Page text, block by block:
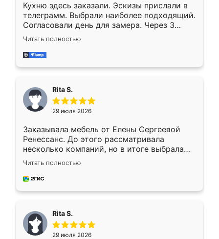
Кухню здесь заказали. Эскизы прислали в
телеграмм. Выбрали наиболее подходящий.
Согласовали день для замера. Через 3
недели кухня была уже готова. Остались
довольны работой. Спасибо Ренессанс
мебель за качественную работу!
Читать полностью
Rita S.
29 июля 2026
Заказывала мебель от Елены Сергеевой
Ренессанс. До этого рассматривала
несколько компаний, но в итоге выбрала
эту. Сначала обговорили условия, потом
приехал замерщик, всё спокойно объяснил
и снял размеры. Изготовили в срок, с
каких-либо доработок. Качеством осталась
довольна, все выглядит так, как и ожидала.
Читать полностью
Rita S.
29 июля 2026